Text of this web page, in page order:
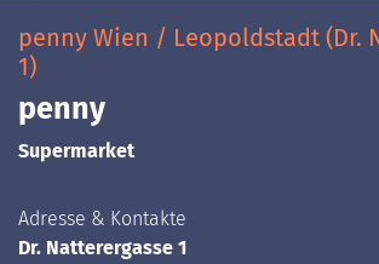
penny Wien / Leopoldstadt (Dr.
1)
penny
Supermarket
Adresse & Kontakte
Dr. Natterergasse 1